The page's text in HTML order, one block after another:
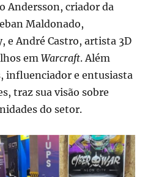
Andersson, criador da
Maldonado,
e André Castro, artista 3D
emWarcraft. Além
influenciador e entusiasta
traz sua visão sobre
do setor​.